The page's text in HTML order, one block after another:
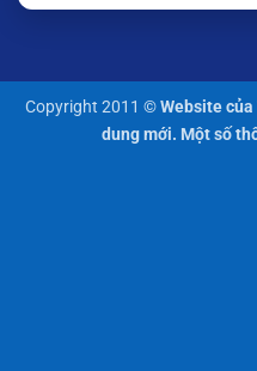
Copyright 2011 ©Website
dung mới. Một số